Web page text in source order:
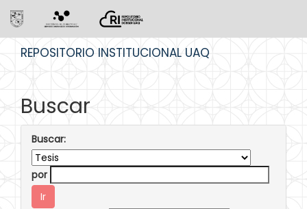
REPOSITORIO INSTITUCIONAL UAQ
Buscar
Buscar:
por